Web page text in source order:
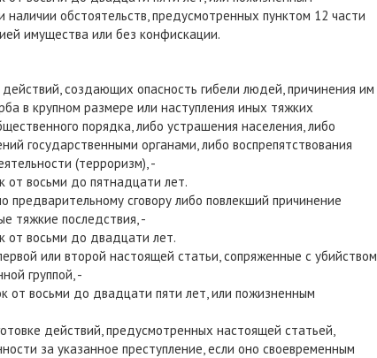
обстоятельств, предусмотренных пунктом 12 части
имущества или без конфискации.
создающих опасность гибели людей, причинения им
в крупном размере или наступления иных тяжких
порядка, либо устрашения населения, либо
государственными органами, либо воспрепятствования
(терроризм), -
от восьми до пятнадцати лет.
предварительному сговору либо повлекший причинение
тяжкие последствия, -
от восьми до двадцати лет.
или второй настоящей статьи, сопряженные с убийством
группой, -
от восьми до двадцати пяти лет, или пожизненным
действий, предусмотренных настоящей статьей,
за указанное преступление, если оно своевременным